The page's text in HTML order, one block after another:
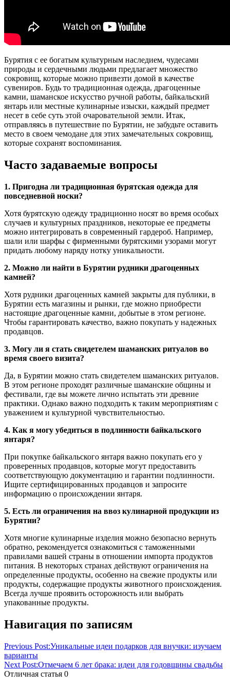
Бурятия с ее богатым культурным наследием, чудесами
природы и сердечными людьми предлагает множество
сокровищ, которые можно привезти домой в качестве
сувениров. Будь то традиционная одежда, драгоценные
камни, шаманское искусство ручной работы, байкальский
янтарь или местные кулинарные изыски, каждый предмет
несет в себе суть этой очаровательной земли. Итак,
отправляясь в путешествие по Бурятии, не забудьте оставить
место в своем чемодане для этих замечательных сокровищ,
которые сохранят воспоминания.
Часто задаваемые вопросы
1. Пригодна ли традиционная бурятская одежда для
повседневной носки?
Хотя бурятскую одежду традиционно носят во время особых
случаев и культурных праздников, некоторые ее предметы
можно интегрировать в современный гардероб. Например,
шали или шарфы с фирменными бурятскими узорами могут
придать любому наряду нотку уникальности.
2. Можно ли найти в Бурятии рудники драгоценных
камней?
Хотя рудники драгоценных камней закрыты для публики, в
Бурятии есть магазины и рынки, где можно приобрести
настоящие драгоценные камни, добытые в этом регионе.
Чтобы гарантировать качество, важно покупать у надежных
продавцов.
3. Могу ли я стать свидетелем шаманских ритуалов во
время своего визита?
Да, в Бурятии можно стать свидетелем шаманских ритуалов.
В этом регионе проходят различные шаманские общины и
фестивали, где вы можете лично испытать эти древние
практики. Однако важно подходить к таким мероприятиям с
уважением и культурной чувствительностью.
4. Как я могу убедиться в подлинности байкальского
янтаря?
При покупке байкальского янтаря важно покупать его у
проверенных продавцов, которые могут предоставить
соответствующую документацию и гарантии подлинности.
Ищите сертифицированных продавцов и запросите
информацию о происхождении янтаря.
5. Есть ли ограничения на ввоз кулинарной продукции из
Бурятии?
Хотя многие кулинарные изделия можно безопасно вернуть
обратно, рекомендуется ознакомиться с таможенными
правилами вашей страны в отношении импорта продуктов
питания. В некоторых странах действуют ограничения на
определенные продукты, особенно на свежие продукты или
продукты, содержащие продукты животного происхождения.
Всегда лучше проявить осторожность или выбрать
упакованные продукты.
Навигация по записям
Previous Post:Уникальные идеи подарков для внучки: изучаем
варианты
Next Post:Отмечаем 6 лет брака: идеи для годовщины свадьбы
Отличная статья 0